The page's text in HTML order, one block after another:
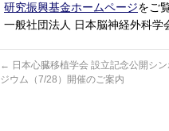
研究振興基金ホームページをご
一般社団法人 日本脳神経外科学
← 日本心臓移植学会 設立記念公開シン
ジウム（7/28）開催のご案内